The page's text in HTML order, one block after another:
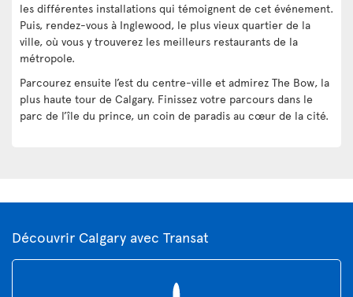
les différentes installations qui témoignent de cet événement.
Puis, rendez-vous à Inglewood, le plus vieux quartier de la
ville, où vous y trouverez les meilleurs restaurants de la
métropole.
Parcourez ensuite l’est du centre-ville et admirez The Bow, la
plus haute tour de Calgary. Finissez votre parcours dans le
parc de l’île du prince, un coin de paradis au cœur de la cité.
Découvrir Calgary avec Transat